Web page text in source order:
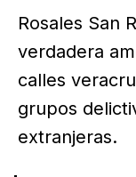
Rosales San
verdadera
calles
grupos
extranjeras.